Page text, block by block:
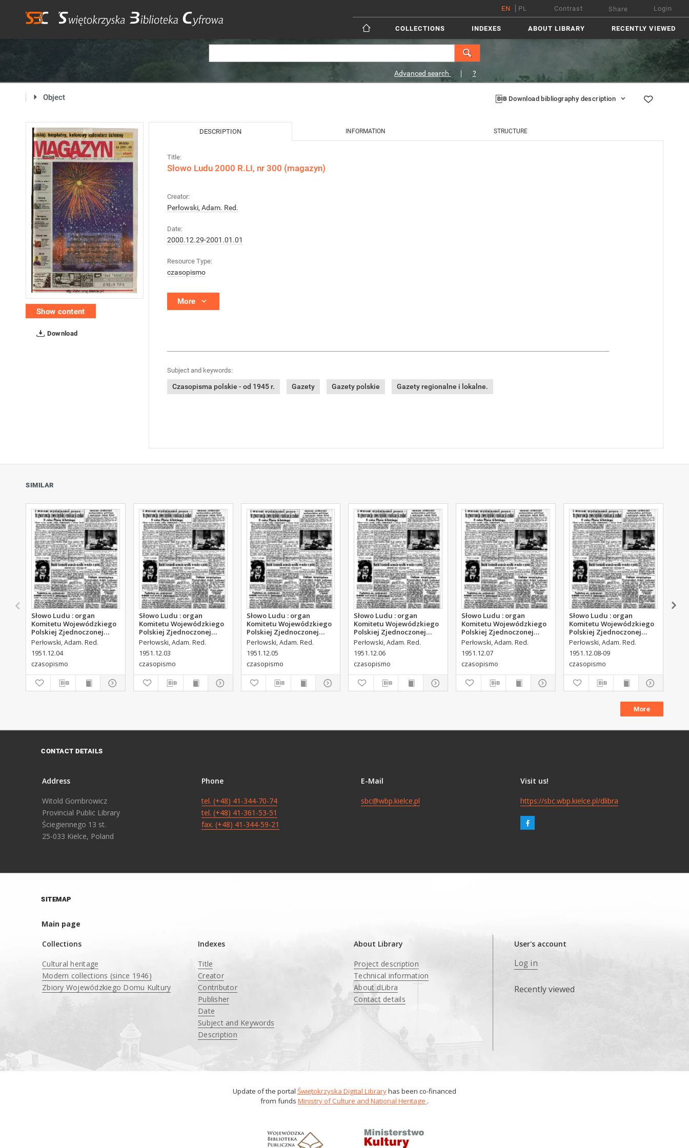
EN PL Contrast Share Login
COLLECTIONS INDEXES ABOUT LIBRARY RECENTLY VIEWED
Advanced search ?
Object Download bibliography description
Show content
Download
DESCRIPTION INFORMATION STRUCTURE
Title:
Słowo Ludu 2000 R.LI, nr 300 (magazyn)
Creator:
Perłowski, Adam. Red.
Date:
2000.12.29-2001.01.01
Resource Type:
czasopismo
More
Subject and keywords:
Czasopisma polskie - od 1945 r. Gazety Gazety polskie Gazety regionalne i lokalne.
SIMILAR
Słowo Ludu : organ
Komitetu Wojewódzkiego
Polskiej Zjednoczonej
Partii Robotniczej, 1951,
R.3, nr 313
Perłowski, Adam. Red.
1951.12.04
czasopismo
Słowo Ludu : organ
Komitetu Wojewódzkiego
Polskiej Zjednoczonej
Partii Robotniczej, 1951,
R.3, nr 312
Perłowski, Adam. Red.
1951.12.03
czasopismo
Słowo Ludu : organ
Komitetu Wojewódzkiego
Polskiej Zjednoczonej
Partii Robotniczej, 1951,
R.3, nr 314
Perłowski, Adam. Red.
1951.12.05
czasopismo
Słowo Ludu : organ
Komitetu Wojewódzkiego
Polskiej Zjednoczonej
Partii Robotniczej, 1951,
R.3, nr 315
Perłowski, Adam. Red.
1951.12.06
czasopismo
Słowo Ludu : organ
Komitetu Wojewódzkiego
Polskiej Zjednoczonej
Partii Robotniczej, 1951,
R.3, nr 316
Perłowski, Adam. Red.
1951.12.07
czasopismo
Słowo Ludu : organ
Komitetu Wojewódzkiego
Polskiej Zjednoczonej
Partii Robotniczej, 1951,
R.3, nr 317
Perłowski, Adam. Red.
1951.12.08-09
czasopismo
More
CONTACT DETAILS
Address
Witold Gombrowicz
Provincial Public Library
Ściegiennego 13 st.
25-033 Kielce, Poland
Phone
tel. (+48) 41-344-70-74
tel. (+48) 41-361-53-51
fax. (+48) 41-344-59-21
E-Mail
sbc@wbp.kielce.pl
Visit us!
https://sbc.wbp.kielce.pl/dlibra
SITEMAP
Main page
Collections
Cultural heritage
Modern collections (since 1946)
Zbiory Wojewódzkiego Domu Kultury
Indexes
Title
Creator
Contributor
Publisher
Date
Subject and Keywords
Description
About Library
Project description
Technical information
About dLibra
Contact details
User's account
Log in
Recently viewed
Update of the portal Świętokrzyska Digital Libraryhas been co-financed
from funds Ministry of Culture and National Heritage .